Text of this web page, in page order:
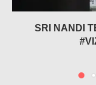
SRI NANDI